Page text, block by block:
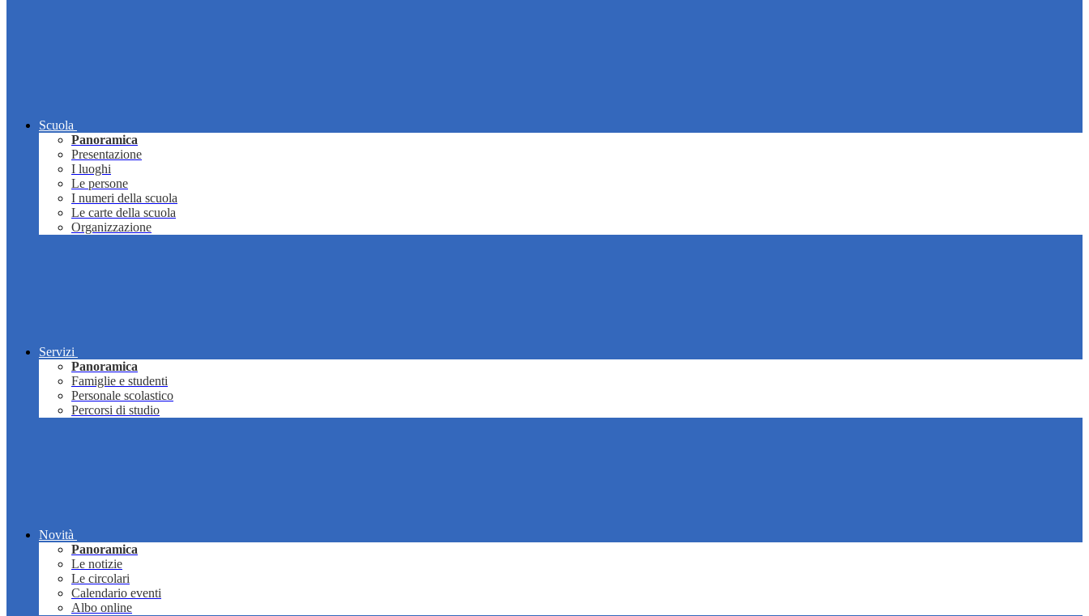
Scuola
Panoramica
Presentazione
I luoghi
Le persone
I numeri della scuola
Le carte della scuola
Organizzazione
Servizi
Panoramica
Famiglie e studenti
Personale scolastico
Percorsi di studio
Novità
Panoramica
Le notizie
Le circolari
Calendario eventi
Albo online